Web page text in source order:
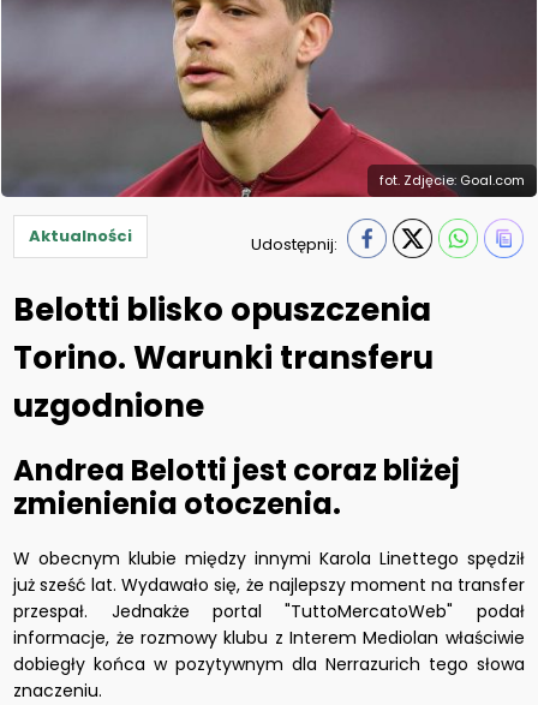
fot. Zdjęcie: Goal.com
Aktualności Udostępnij:
Belotti blisko opuszczenia
Torino. Warunki transferu
uzgodnione
Andrea Belotti jest coraz bliżej
zmienienia otoczenia.
W obecnym klubie między innymi Karola Linettego spędził
już sześć lat. Wydawało się, że najlepszy moment na transfer
przespał. Jednakże portal "TuttoMercatoWeb" podał
informacje, że rozmowy klubu z Interem Mediolan właściwie
dobiegły końca w pozytywnym dla Nerrazurich tego słowa
znaczeniu.